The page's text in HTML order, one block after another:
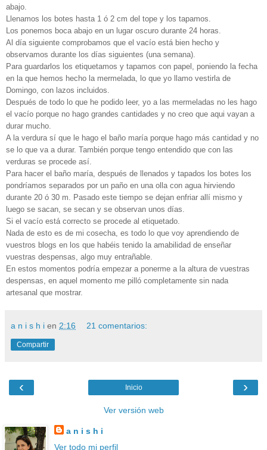
abajo.
Llenamos los botes hasta 1 ó 2 cm del tope y los tapamos.
Los ponemos boca abajo en un lugar oscuro durante 24 horas.
Al día siguiente comprobamos que el vacío está bien hecho y
observamos durante los días siguientes (una semana).
Para guardarlos los etiquetamos y tapamos con papel, poniendo la fecha
en la que hemos hecho la mermelada, lo que yo llamo vestirla de
Domingo, con lazos incluidos.
Después de todo lo que he podido leer, yo a las mermeladas no les hago
el vacío porque no hago grandes cantidades y no creo que aqui vayan a
durar mucho.
A la verdura sí que le hago el baño maría porque hago más cantidad y no
se lo que va a durar. También porque tengo entendido que con las
verduras se procede así.
Para hacer el baño maría, después de llenados y tapados los botes los
pondríamos separados por un paño en una olla con agua hirviendo
durante 20 ó 30 m. Pasado este tiempo se dejan enfriar allí mismo y
luego se sacan, se secan y se observan unos días.
Si el vacío está correcto se procede al etiquetado.
Nada de esto es de mi cosecha, es todo lo que voy aprendiendo de
vuestros blogs en los que habéis tenido la amabilidad de enseñar
vuestras despensas, algo muy entrañable.
En estos momentos podría empezar a ponerme a la altura de vuestras
despensas, en aquel momento me pilló completamente sin nada
artesanal que mostrar.
a n i s h i en 2:16 21 comentarios:
Compartir
‹ ›
Inicio
Ver versión web
a n i s h i
Ver todo mi perfil